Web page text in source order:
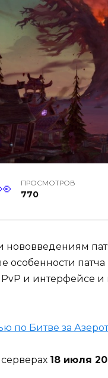
ПРОСМОТРОВ
770
особенности
и интерфейсе и
по Битве за Азерот
18 июля